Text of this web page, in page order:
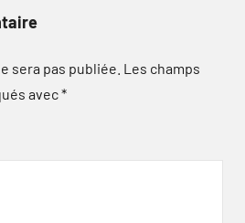
sera pas publiée. Les champs
avec*